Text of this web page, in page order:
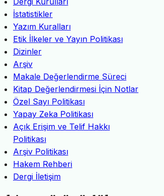
İstatistikler
Yazım Kuralları
Etik İlkeler ve Yayın Politikası
Dizinler
Arşiv
Makale Değerlendirme Süreci
Kitap Değerlendirmesi İçin Notlar
Özel Sayı Politikası
Yapay Zeka Politikası
Açık Erişim ve Telif Hakkı
Politikası
Arşiv Politikası
Hakem Rehberi
Dergi İletişim